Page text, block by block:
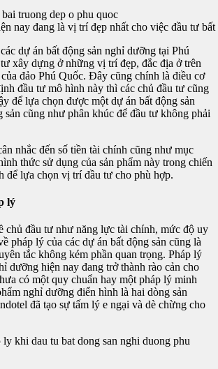
nay đang là vị trí đẹp nhất cho việc đầu tư
dự án bất động sản nghỉ dưỡng tại Phú
xây dựng ở những vị trí đẹp, đắc địa ở trên
đảo Phú Quốc. Đây cũng chính là điều cơ
đầu tư mô hình này thì các chủ đầu tư cũng
để lựa chọn được một dự án bất động sản
sản cũng như phân khúc để đầu tư không phải
nhắc đến số tiền tài chính cũng như mục
thức sử dụng của sản phẩm này trong chiến
để lựa chọn vị trí đầu tư cho phù hợp.
lý
chủ đầu tư như năng lực tài chính, mức độ uy
pháp lý của các dự án bất động sản cũng là
tắc không kém phần quan trọng. Pháp lý
dưỡng hiện nay đang trở thành rào cản cho
có một quy chuẩn hay một pháp lý minh
nghỉ dưỡng điển hình là hai dòng sản
đã tạo sự tấm lý e ngại và dè chừng cho